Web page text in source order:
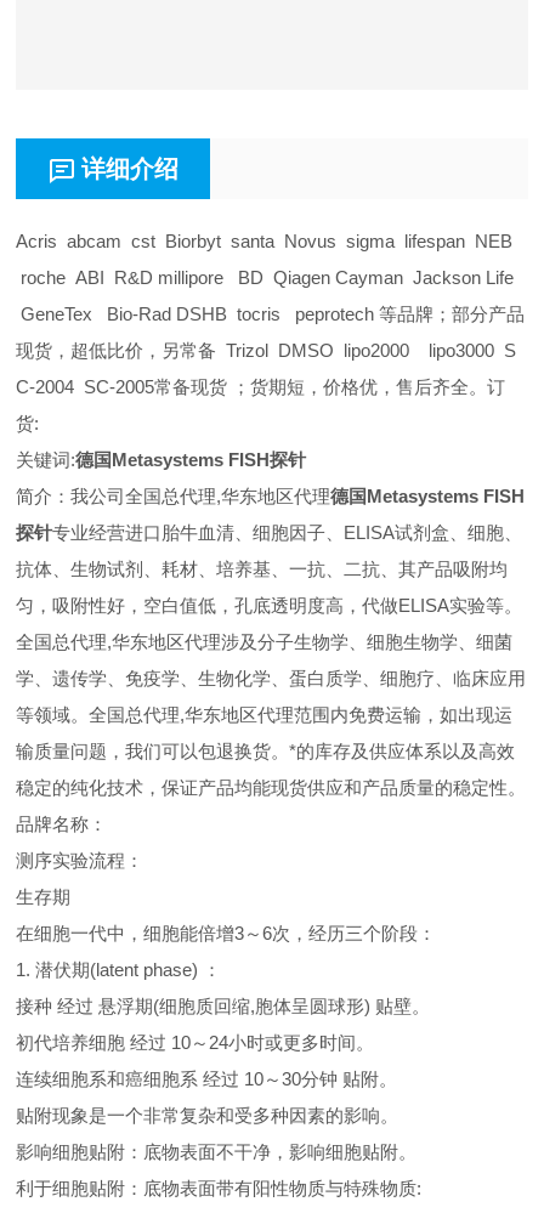
详细介绍
Acris abcam cst Biorbyt santa Novus sigma lifespan NEB
roche ABI R&D millipore BD Qiagen Cayman Jackson Life
GeneTex Bio-Rad DSHB tocris peprotech 等品牌；部分产品
现货，超低比价，另常备 Trizol DMSO lipo2000 lipo3000 S
C-2004 SC-2005常备现货 ；货期短，价格优，售后齐全。订
货:
关键词:德国Metasystems FISH探针
简介：我公司全国总代理,华东地区代理德国Metasystems FISH
探针专业经营进口胎牛血清、细胞因子、ELISA试剂盒、细胞、
抗体、生物试剂、耗材、培养基、一抗、二抗、其产品吸附均
匀，吸附性好，空白值低，孔底透明度高，代做ELISA实验等。
全国总代理,华东地区代理涉及分子生物学、细胞生物学、细菌
学、遗传学、免疫学、生物化学、蛋白质学、细胞疗、临床应用
等领域。全国总代理,华东地区代理范围内免费运输，如出现运
输质量问题，我们可以包退换货。*的库存及供应体系以及高效
稳定的纯化技术，保证产品均能现货供应和产品质量的稳定性。
品牌名称：
测序实验流程：
生存期
在细胞一代中，细胞能倍增3～6次，经历三个阶段：
1. 潜伏期(latent phase) ：
接种 经过 悬浮期(细胞质回缩,胞体呈圆球形) 贴壁。
初代培养细胞 经过 10～24小时或更多时间。
连续细胞系和癌细胞系 经过 10～30分钟 贴附。
贴附现象是一个非常复杂和受多种因素的影响。
影响细胞贴附：底物表面不干净，影响细胞贴附。
利于细胞贴附：底物表面带有阳性物质与特殊物质: